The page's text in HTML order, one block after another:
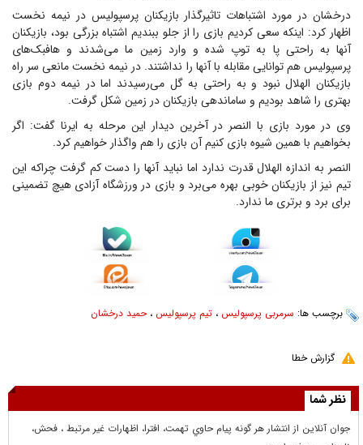
درخشان در مورد اشتباهات تاثیرگذار بازیکنان پرسپولیس در نیمه نخست
اظهار کرد: اینکه سعی کردیم بازی را از جلو ببندیم اشتباه بزرگی بود، بازیکنان
آنها به راحتی پا به توپ شده و وارد زمین ما می‌شدند و هافبک‌های
پرسپولیس هم توانایی مقابله با آنها را نداشتند. در نیمه نخست مانعی سر راه
بازیکنان الهلال نبود و به راحتی به گل می‌رسیدند اما در نیمه دوم بازی
بهتری را شاهد بودیم و ساماندهی بازیکنان در زمین شکل گرفت.
وی در مورد بازی با النصر در آخرین دیدار این مرحله به ایرنا گفت: اگر
بخواهیم با همین شیوه بازی کنیم آن بازی را هم واگذار خواهیم کرد.
النصر به اندازه الهلال قدرت ندارد اما نباید آنها را دست کم گرفت چراکه این
تیم نیز از بازیکنان خوبی بهره می‌برد و بازی در ورزشگاه آزادی هیچ تضمینی
برای برد و برتری ما ندارد.
برچسب ها: سرمربی پرسپولیس ، تیم پرسپولیس ،حمید درخشان
گزارش خطا
نظر شما
جوان آنلاين از انتشار هر گونه پيام حاوي تهمت، افترا، اظهارات غير مرتبط ، فحش،